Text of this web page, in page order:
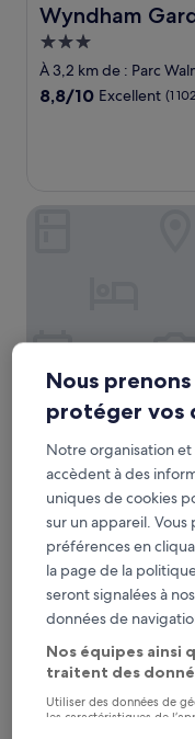
Wyndham
Wyndham Garden
Hébergement
3.0 étoiles
À 3,2 km de : Parc
8.8
8,8/10 Excellent (1
City Express
Universidad
City Express by
Hébergement
3.0 étoiles
À 1,2 km de : Parc
8.8
sur
10,
Excellent,
(505 avis)
8,8/10 Excellent
MBM Red Sun
Nous
protéger vos
Notre organisation et
accèdent à des
uniques de cookies
sur un appareil.
préférences en
la page de la
seront signalées à
données de
Nos équipes ainsi
traitent des
Utiliser des données de
les caractéristiques de